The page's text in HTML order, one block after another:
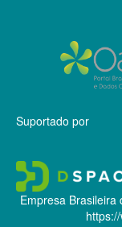
Suportado por
Empresa Brasileira